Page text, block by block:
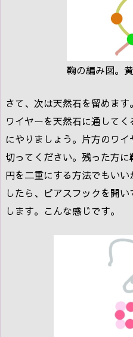
鞠の編み図。
さて、次は天然石を留めます
ワイヤーを天然石に通して
にやりましょう。片方のワ
切ってください。残った方に
円を二重にする方法でもい
したら、ピアスフックを開
します。こんな感じです。